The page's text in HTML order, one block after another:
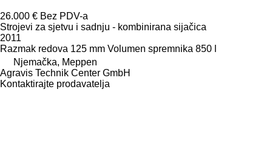
26.000 € Bez PDV-a
Strojevi za sjetvu i sadnju - kombinirana sijačica
2011
Razmak redova 125 mm Volumen spremnika 850 l
Njemačka, Meppen
Agravis Technik Center GmbH
Kontaktirajte prodavatelja